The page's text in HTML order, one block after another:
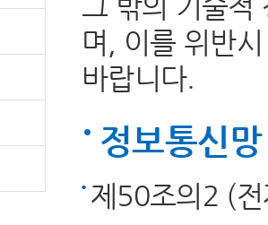
며, 이를 위반
바랍니다.
정보통신
제50조의2 (